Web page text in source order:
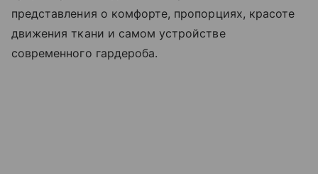
представления о комфорте, пропорциях, красоте
движения ткани и самом устройстве
современного гардероба.